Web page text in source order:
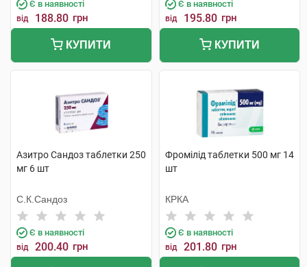
Є в наявності
від 188.80 грн
КУПИТИ
Є в наявності
від 195.80 грн
КУПИТИ
Азитро Сандоз таблетки 250
мг 6 шт
С.К.Сандоз
Є в наявності
від 200.40 грн
Фромілід таблетки 500 мг 14
шт
КРКА
Є в наявності
від 201.80 грн